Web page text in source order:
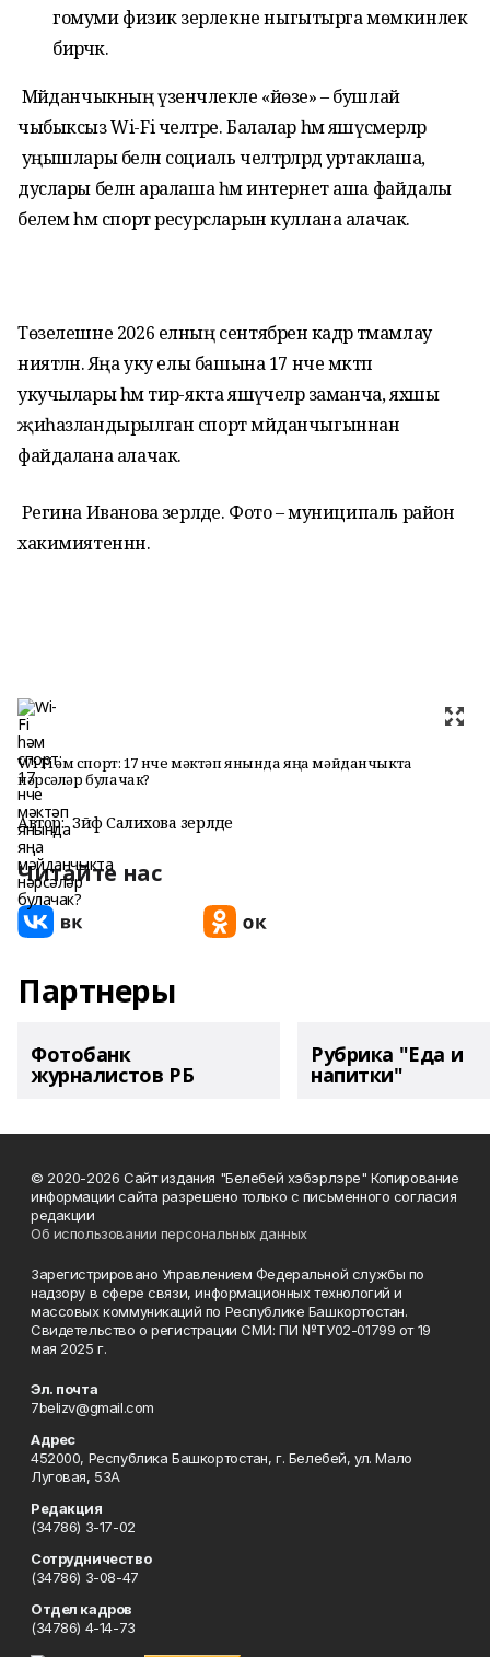
гомуми физик әзерлекне ныгытырга мөмкинлек
бирәчәк.
Мәйданчыкның үзенчәлекле «йөзе» – бушлай
чыбыксыз Wi-Fi челтәре. Балалар һәм яшүсмерләр
уңышлары белән социаль челтәрләрдә уртаклаша,
дуслары белән аралаша һәм интернет аша файдалы
белем һәм спорт ресурсларын куллана алачак.
Төзелешне 2026 елның сентябренә кадәр тәмамлау
ниятләнә. Яңа уку елы башына 17 нче мәктәп
укучылары һәм тирә-якта яшәүчеләр заманча, яхшы
җиһазландырылган спорт мәйданчыгыннан
файдалана алачак.
Регина Иванова әзерләде. Фото – муниципаль район
хакимиятеннән.
Wi-Fi һәм спорт: 17 нче мәктәп янында яңа мәйданчыкта
нәрсәләр булачак?
Автор: Зәйфә Салихова әзерләде
Читайте нас
Партнеры
Фотобанк
журналистов РБ
Рубрика "Еда и
напитки"
© 2020-2026 Сайт издания "Белебей хэбэрлэре" Копирование
информации сайта разрешено только с письменного согласия
редакции
Об использовании персональных данных
Зарегистрировано Управлением Федеральной службы по
надзору в сфере связи, информационных технологий и
массовых коммуникаций по Республике Башкортостан.
Свидетельство о регистрации СМИ: ПИ №ТУ02-01799 от 19
мая 2025 г.
Эл. почта
7belizv@gmail.com
Адрес
452000, Республика Башкортостан, г. Белебей, ул. Мало
Луговая, 53А
Редакция
(34786) 3-17-02
Сотрудничество
(34786) 3-08-47
Отдел кадров
(34786) 4-14-73